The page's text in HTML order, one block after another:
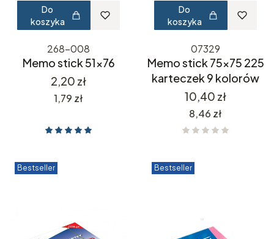
Do
koszyka
268-008
Memo stick 51x76
Cena
2,20 zł
Cena
1,79 zł
Do
koszyka
07329
Memo stick 75x75 225
karteczek 9 kolorów
Cena
10,40 zł
Cena
8,46 zł
Bestseller Bestseller